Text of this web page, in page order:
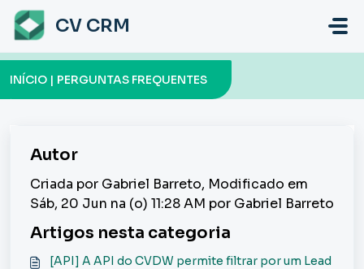
Ir para o conteúdo principal
CV CRM
INÍCIO | PERGUNTAS FREQUENTES
Autor
Criada por Gabriel Barreto, Modificado em
Sáb, 20 Jun na (o) 11:28 AM por Gabriel Barreto
Artigos nesta categoria
[API] A API do CVDW permite filtrar por um Lead